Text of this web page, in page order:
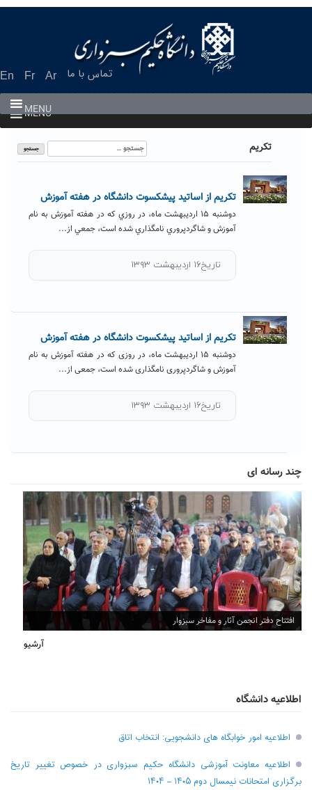
En Fr Ar تماس با ما
MENU
MENU
تکريم
جستجو
برای:
تکریم از اساتید پیشکسوت دانشگاه در هفته آموزش
دوشنبه ۱۵ ارديبهشت ماه، در روزي که در هفته آموزش به نام
آموزش و شاگردپروري نامگذاري شده است، جمعي از...
تاریخ۱۶ اردیبهشت ۱۳۹۳
تکریم از اساتید پیشکسوت دانشگاه در هفته آموزش
دوشنبه ۱۵ اردیبهشت ماه، در روزی که در هفته آموزش به نام
آموزش و شاگردپروری نامگذاری شده است، جمعی از...
تاریخ۱۶ اردیبهشت ۱۳۹۳
چند رسانه ای
افتتاح دفتر انجمن آثار و مفاخر سبزوار
آرشیو
اطلاعیه دانشگاه
اطلاعیه امور خوابگاه های دانشجویی: انتخاب اتاق
اطلاعیه معاونت آموزشی دانشگاه حکیم سبزواری در خصوص تغییر تاریخ
برگزاری امتحانات نیمسال دوم ۱۴۰۵ – ۱۴۰۴